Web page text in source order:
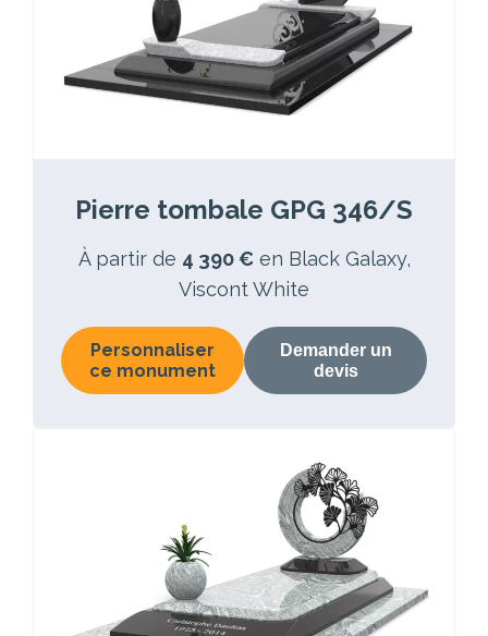
Pierre tombale GPG 346/S
À partir de 4 390 € en Black Galaxy,
Viscont White
Personnaliser
ce monument
Demander un
devis